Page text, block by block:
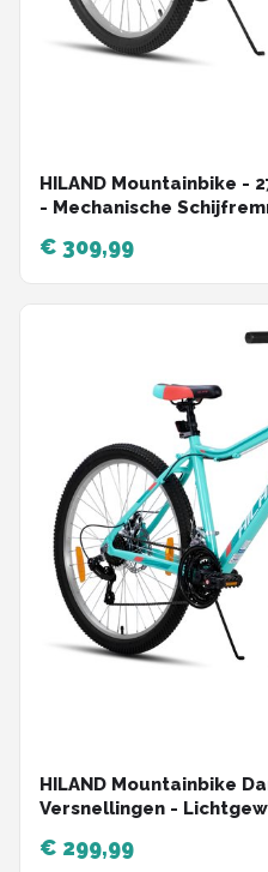
HILAND Mountainbike -
- Mechanische
€ 309,99
HILAND Mountainbike
Versnellingen -
Verende Voorvork -
€ 299,99